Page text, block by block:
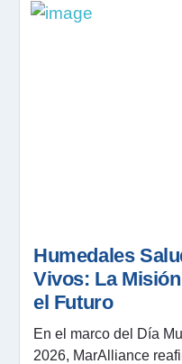
Humedales
Vivos: La
el Futuro
En el marco del Día
2026, MarAlliance